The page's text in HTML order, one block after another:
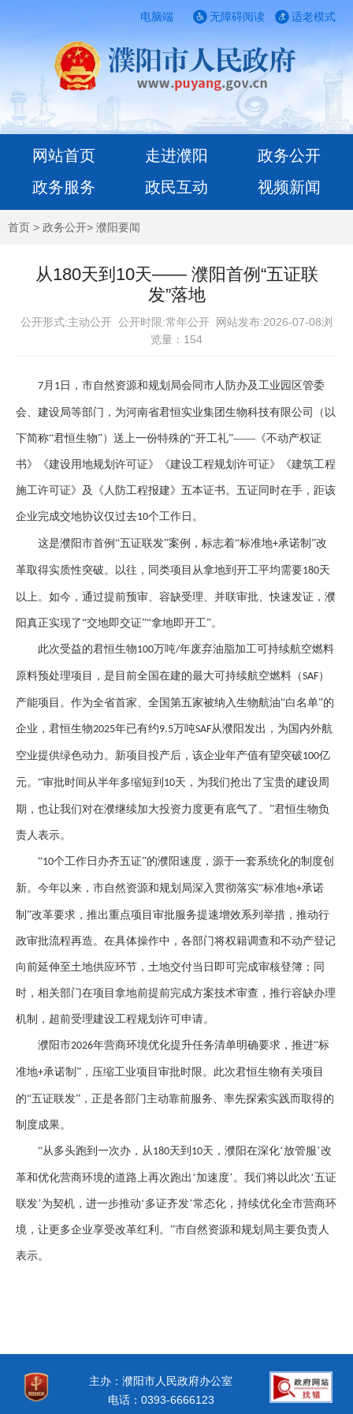
电脑端 适老模式
无障碍阅读
网站首页 走进濮阳
政务公开
政务服务
政民互动 视频新闻
首页 > 政务公开> 濮阳要闻
从180天到10天—— 濮阳首例“五证联
发”落地
公开形式:主动公开 公开时限:常年公开
网站发布:2026-07-08浏
览量： 154
7月 1 日，市自然资源和规划局会同市人防办及工业园区管委
会、建设局等部门，为河南省君恒实业集团生物科技有限公司（以
下简称“君恒生物”）送上一份特殊的“开工礼”——《不动产权证
书》《建设用地规划许可证》《建设工程规划许可证》《建筑工程
施工许可证》及《人防工程报建》五本证书。五证同时在手，距该
企业完成交地协议仅过去10个工作日。
这是濮阳市首例 “五证联发”案例，标志着“标准地+承诺制”改
革取得实质性突破。以往，同类项目从拿地到开工平均需要180天
以上。如今，通过提前预审、容缺受理、并联审批、快速发证，濮
阳真正实现了“交地即交证”“拿地即开工”。
此次受益的君恒生物100万吨/年废弃油脂加工可持续航空燃料
原料预处理项目，是目前全国在建的最大可持续航空燃料（SAF）
产能项目。作为全省首家、全国第五家被纳入生物航油“白名单”的
企业，君恒生物2025年已有约9.5万吨SAF从濮阳发出，为国内外航
空业提供绿色动力。新项目投产后，该企业年产值有望突破100亿
元。“审批时间从半年多缩短到 10天，为我们抢出了宝贵的建设周
期，也让我们对在濮继续加大投资力度更有底气了。”君恒生物负
责人表示。
“10个工作日办齐五证”的濮阳速度，源于一套系统化的制度创
新。今年以来，市自然资源和规划局深入贯彻落实“标准地+承诺
制”改革要求，推出重点项目审批服务提速增效系列举措，推动行
政审批流程再造。在具体操作中，各部门将权籍调查和不动产登记
向前延伸至土地供应环节，土地交付当日即可完成审核登簿；同
时，相关部门在项目拿地前提前完成方案技术审查，推行容缺办理
机制，超前受理建设工程规划许可申请。
濮阳市2026年营商环境优化提升任务清单明确要求，推进“标
准地+承诺制”，压缩工业项目审批时限。此次君恒生物有关项目
的“五证联发”，正是各部门主动靠前服务、率先探索实践而取得的
制度成果。
“从多头跑到一次办，从180天到 10天，濮阳在深化‘放管服’改
革和优化营商环境的道路上再次跑出‘加速度’。我们将以此次‘五证
联发’为契机，进一步推动‘多证齐发’常态化，持续优化全市营商环
境，让更多企业享受改革红利。”市自然资源和规划局主要负责人
表示。
主办：濮阳市人民政府办公室
电话：0393-6666123